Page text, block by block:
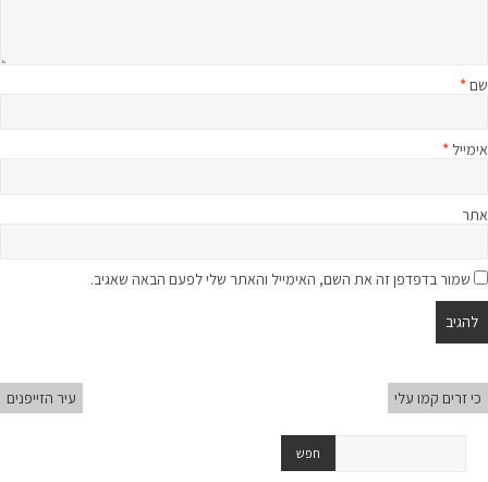
שם*
אימייל *
אתר
שמור בדפדפן זה את השם, האימייל והאתר שלי לפעם הבאה שאגיב.
כי זרים קמו עלי עיר הזייפנים